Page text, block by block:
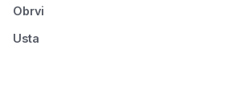
Obrvi
Usta